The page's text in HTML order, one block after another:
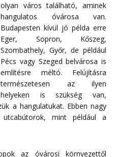
olyan város található, aminek
hangulatos óvárosa van.
Budapesten kívül jó példa erre
Eger, Sopron, Kőszeg,
Szombathely, Győr, de például
Pécs vagy Szeged belvárosa is
említésre méltó. Felújításra
természetesen az ilyen
helyeken is szükség van,
a hangulatukat. Ebben nagy
mint például a
az óvárosi környezettől